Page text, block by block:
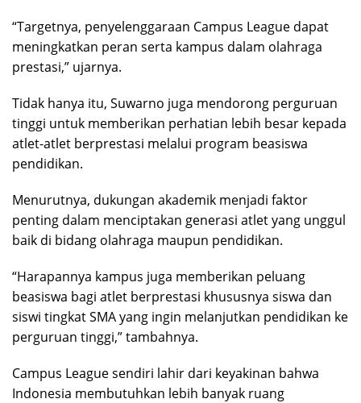
“Targetnya, penyelenggaraan Campus League dapat
meningkatkan peran serta kampus dalam olahraga
prestasi,” ujarnya.
Tidak hanya itu, Suwarno juga mendorong perguruan
tinggi untuk memberikan perhatian lebih besar kepada
atlet-atlet berprestasi melalui program beasiswa
pendidikan.
Menurutnya, dukungan akademik menjadi faktor
penting dalam menciptakan generasi atlet yang unggul
baik di bidang olahraga maupun pendidikan.
“Harapannya kampus juga memberikan peluang
beasiswa bagi atlet berprestasi khususnya siswa dan
siswi tingkat SMA yang ingin melanjutkan pendidikan ke
perguruan tinggi,” tambahnya.
Campus League sendiri lahir dari keyakinan bahwa
Indonesia membutuhkan lebih banyak ruang